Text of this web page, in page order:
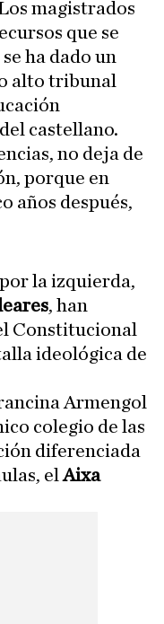
magistrados
que se
ha dado un
alto tribunal
castellano.
no deja de
porque en
años después,
la izquierda,
, han
Constitucional
ideológica de
Armengol
colegio de las
diferenciada
elAixa